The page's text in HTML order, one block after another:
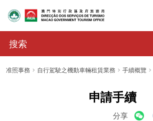
准照事務 自行駕駛之機動車輛租賃業務 手續概覽
申請手續
分享